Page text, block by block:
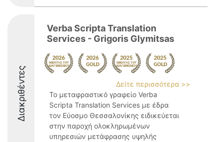
Διακριθέντες
Verba Scripta Translation
Services - Grigoris Glymitsas
Δείτε περισσότερα >>
Το μεταφραστικό γραφείο Verba
Scripta Translation Services με έδρα
τον Εύοσμο Θεσσαλονίκης ειδικεύεται
στην παροχή ολοκληρωμένων
υπηρεσιών μετάφρασης υψηλής